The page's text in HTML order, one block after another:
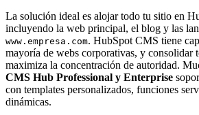
La solución ideal es alojar todo tu sitio en
incluyendo la web principal, el blog y las
www.empresa.com. HubSpot CMS tiene
mayoría de webs corporativas, y consolidar
maximiza la concentración de autoridad.
CMS Hub Professional y Enterprise
con templates personalizados, funciones
dinámicas.